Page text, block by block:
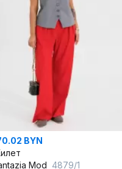
BYN
Mod 4879/1